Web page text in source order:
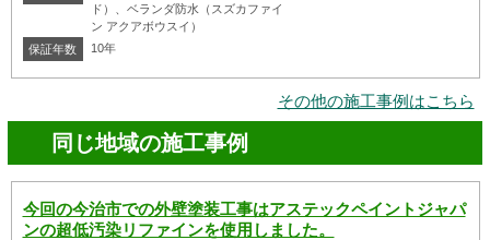
ド）、ベランダ防水（スズカファイ
ン アクアボウスイ）
保証年数
10年
その他の施工事例はこちら
同じ地域の施工事例
今回の今治市での外壁塗装工事はアステックペイントジャパ
ンの超低汚染リファインを使用しました。